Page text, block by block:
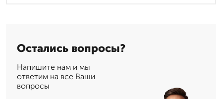
Остались вопросы?
Напишите нам и мы
ответим на все Ваши
вопросы